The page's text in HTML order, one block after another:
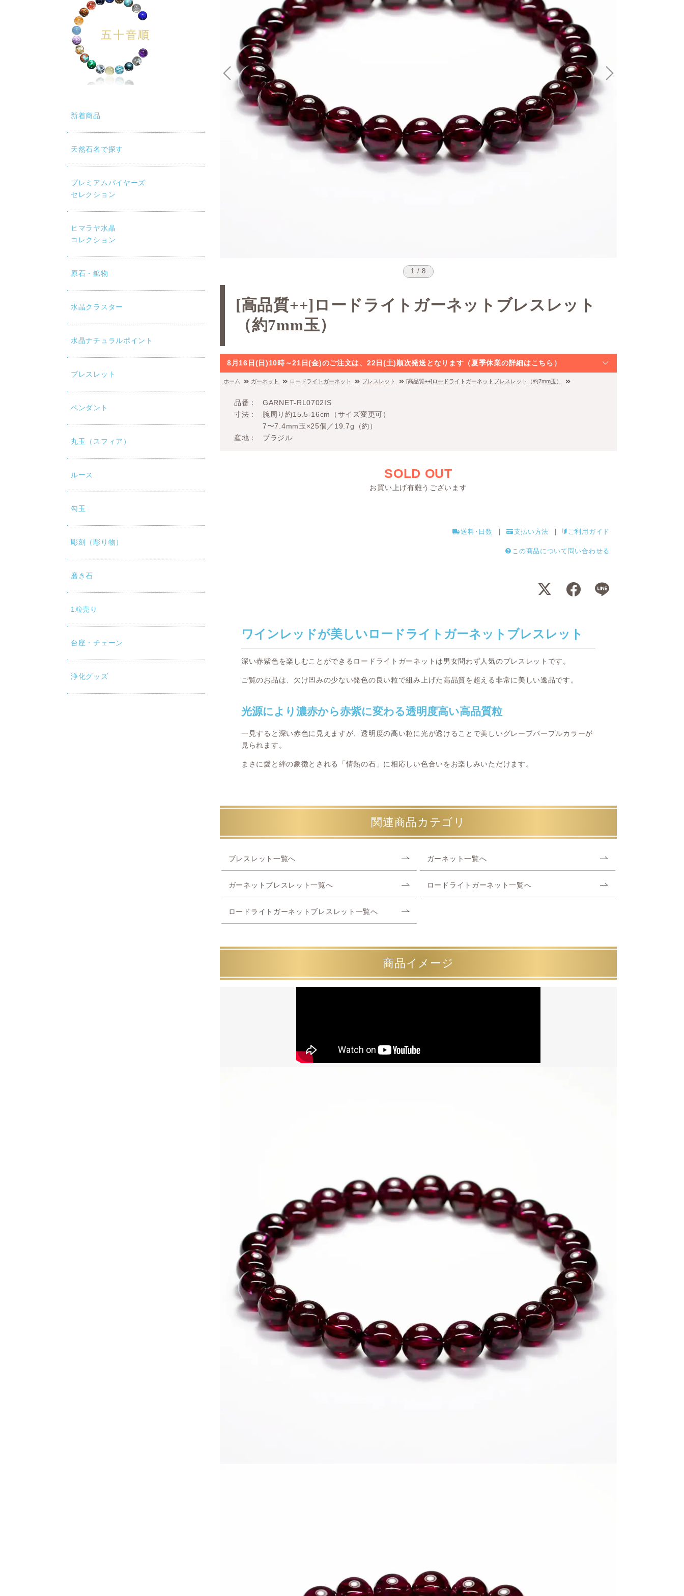
新着商品
天然石名で探す
プレミアムバイヤーズ
セレクション
ヒマラヤ水晶
コレクション
原石・鉱物
水晶クラスター
水晶ナチュラルポイント
ブレスレット
ペンダント
丸玉（スフィア）
ルース
勾玉
彫刻（彫り物）
磨き石
1粒売り
台座・チェーン
浄化グッズ
再生時に画質が低い場合は、設定（⚙）から「1080p HD」
1 / 8
[高品質++]ロードライトガーネットブレスレット
（約7mm玉）
8月16日(日)10時～21日(金)のご注文は、22日(土)順次発送となります（夏季休業の詳細はこちら）
ホーム ガーネット ロードライトガーネット ブレスレット [高品質++]ロードライトガーネットブレスレット（約7mm玉）
品番
GARNET-RL0702IS
寸法
腕周り約15.5-16cm（サイズ変更可）
7〜7.4mm玉×25個／19.7g（約）
産地
ブラジル
SOLD OUT
お買い上げ有難うございます
送料･日数 支払い方法 ご利用ガイド
この商品について問い合わせる
ワインレッドが美しいロードライトガーネットブレスレット
深い赤紫色を楽しむことができるロードライトガーネットは男女問わず人気のブレスレットです。
ご覧のお品は、欠け凹みの少ない発色の良い粒で組み上げた高品質を超える非常に美しい逸品です。
光源により濃赤から赤紫に変わる透明度高い高品質粒
一見すると深い赤色に見えますが、透明度の高い粒に光が透けることで美しいグレープパープルカラーが
見られます。
まさに愛と絆の象徴とされる「情熱の石」に相応しい色合いをお楽しみいただけます。
関連商品カテゴリ
ブレスレット一覧へ ガーネット一覧へ
ガーネットブレスレット一覧へ ロードライトガーネット一覧へ
ロードライトガーネットブレスレット一覧へ
商品イメージ